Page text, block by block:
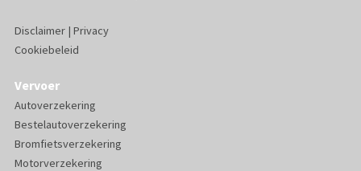
Disclaimer| Privacy
Cookiebeleid
Vervoer
Autoverzekering
Bestelautoverzekering
Bromfietsverzekering
Motorverzekering